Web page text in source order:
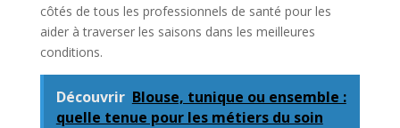
côtés de tous les professionnels de santé pour les
aider à traverser les saisons dans les meilleures
conditions.
Découvrir Blouse, tunique ou ensemble :
quelle tenue pour les métiers du soin